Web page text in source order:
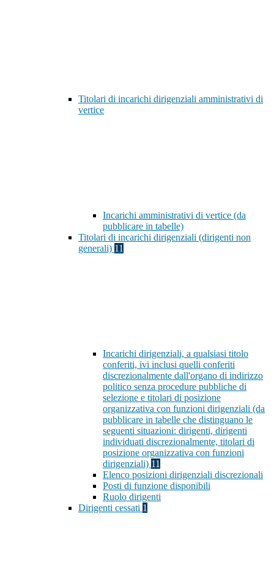
Titolari di incarichi dirigenziali amministrativi di
vertice
Incarichi amministrativi di vertice (da
pubblicare in tabelle)
Titolari di incarichi dirigenziali (dirigenti non
generali) 11
Incarichi dirigenziali, a qualsiasi titolo
conferiti, ivi inclusi quelli conferiti
discrezionalmente dall'organo di indirizzo
politico senza procedure pubbliche di
selezione e titolari di posizione
organizzativa con funzioni dirigenziali (da
pubblicare in tabelle che distinguano le
seguenti situazioni: dirigenti, dirigenti
individuati discrezionalmente, titolari di
posizione organizzativa con funzioni
dirigenziali) 11
Elenco posizioni dirigenziali discrezionali
Posti di funzione disponibili
Ruolo dirigenti
Dirigenti cessati 1